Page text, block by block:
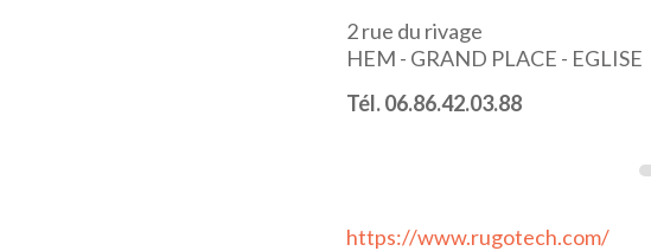
2 rue du rivage
HEM - GRAND PLACE - EGLISE
Tél. 06.86.42.03.88
https://www.rugotech.com/